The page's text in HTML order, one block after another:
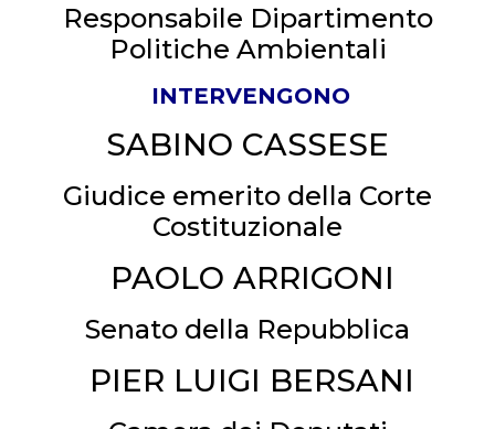
Responsabile Dipartimento
Politiche Ambientali
INTERVENGONO
SABINO CASSESE
Giudice emerito della Corte
Costituzionale
PAOLO ARRIGONI
Senato della Repubblica
PIER LUIGI BERSANI